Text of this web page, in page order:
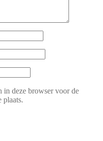
in deze browser voor de
plaats.